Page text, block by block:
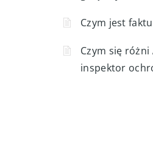
Powiązane
Debian